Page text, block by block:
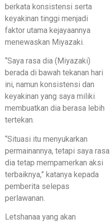
berkata konsistensi serta
keyakinan tinggi menjadi
faktor utama kejayaannya
menewaskan Miyazaki.
“Saya rasa dia (Miyazaki)
berada di bawah tekanan hari
ini, namun konsistensi dan
keyakinan yang saya miliki
membuatkan dia berasa lebih
tertekan.
“Situasi itu menyukarkan
permainannya, tetapi saya rasa
dia tetap mempamerkan aksi
terbaiknya,” katanya kepada
pemberita selepas
perlawanan.
Letshanaa yang akan